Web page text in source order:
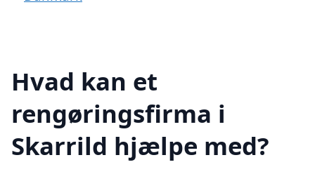
Hvad kan et
rengøringsfirma i
Skarrild hjælpe med?